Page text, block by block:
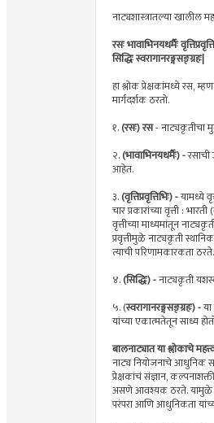
नाट्यशास्त्रातल्या खालील
रसः भावाभिनयधर्मैः
सिद्धिः स्वरागानरङ्गसङ्ग्रहः|
हा श्लोक प्रेक्षकांमध्ये रस,
मार्गदर्शक ठरतो.
१.(रसः) रस- नाट्यकृतीचा
२.(भावाभिनयधर्मैः) -रसाची
आहेत.
३.(वृत्तिप्रवृत्तिभिः) -यामध्ये
चार प्रकारांच्या वृत्ती :
वृत्तीच्या माध्यमांतून
प्रवृत्तीमुळे नाट्यकृती
त्याची परिणामकारकता ठरते.
४.(सिद्धिः) -नाट्यकृती
५. (स्वरागानरङ्गसङ्ग्रहः) -
यांच्या एकात्मतेतून साध्य
बालनाट्यात या श्लोकाचे
नाट्य नियोजनाचे आधुनिक
प्रेक्षकांचं संज्ञान,
असणे आवश्यक ठरते. यामुळे
परंपरा आणि आधुनिकता